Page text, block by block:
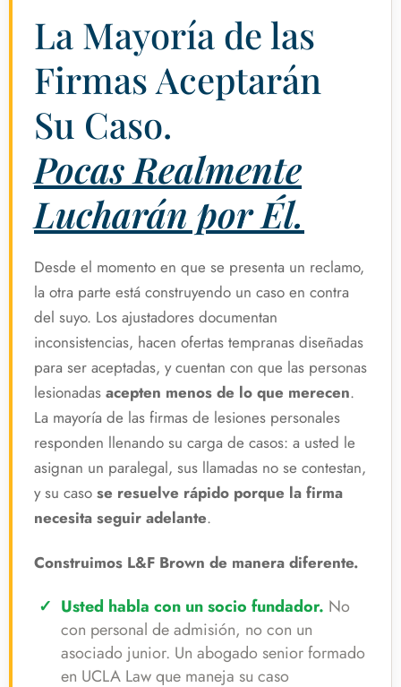
La Mayoría de las
Firmas Aceptarán
Su Caso.
Pocas Realmente
Lucharán por Él.
Desde el momento en que se presenta un reclamo,
la otra parte está construyendo un caso en contra
del suyo. Los ajustadores documentan
inconsistencias, hacen ofertas tempranas diseñadas
para ser aceptadas, y cuentan con que las personas
lesionadas acepten menos de lo que merecen.
La mayoría de las firmas de lesiones personales
responden llenando su carga de casos: a usted le
asignan un paralegal, sus llamadas no se contestan,
y su caso se resuelve rápido porque la firma
necesita seguir adelante.
Construimos L&F Brown de manera diferente.
Usted habla con un socio fundador. No
con personal de admisión, no con un
asociado junior. Un abogado senior formado
en UCLA Law que maneja su caso